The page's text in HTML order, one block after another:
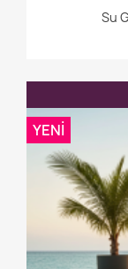
Su
YENI